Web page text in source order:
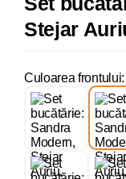
Stejar
Culoarea